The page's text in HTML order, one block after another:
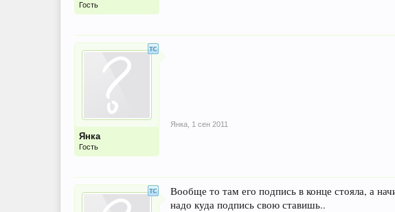
Гость
Янка
Гость
Янка 1 сен 2011
Вообще то там его подпись в конце стояла, а
надо куда подпись свою ставишь..